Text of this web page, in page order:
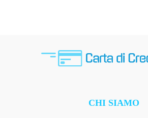
CHI SIAMO